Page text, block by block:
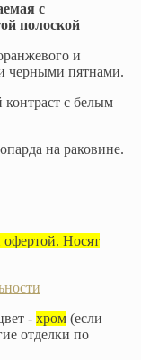
с
полоской
и
черными пятнами.
контраст с белым
на раковине.
Носят
- хром (если
отделки по